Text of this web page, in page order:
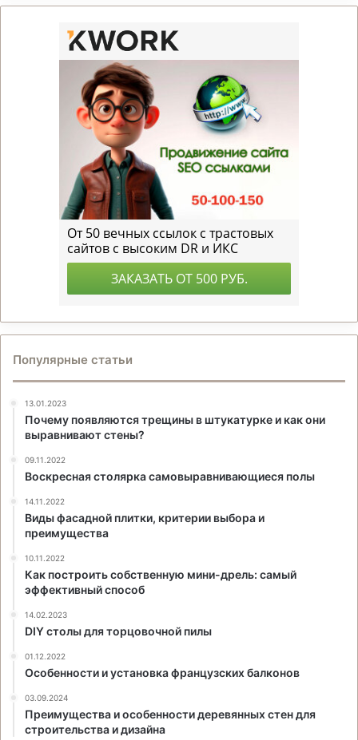
Популярные статьи
13.01.2023
Почему появляются трещины в штукатурке и как они
выравнивают стены?
09.11.2022
Воскресная столярка самовыравнивающиеся полы
14.11.2022
Виды фасадной плитки, критерии выбора и
преимущества
10.11.2022
Как построить собственную мини-дрель: самый
эффективный способ
14.02.2023
DIY столы для торцовочной пилы
01.12.2022
Особенности и установка французских балконов
03.09.2024
Преимущества и особенности деревянных стен для
строительства и дизайна